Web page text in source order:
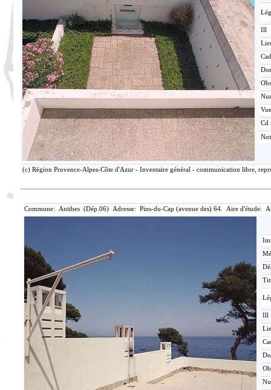
Ill
Obs
Cd
(c) Région Provence-Alpes-Côte d'Azur - Inventaire général - communication libre,
Commune: Antibes (Dép.06) Adresse: Pins-du-Cap (avenue des) 64. Aire d'étude:
Ill